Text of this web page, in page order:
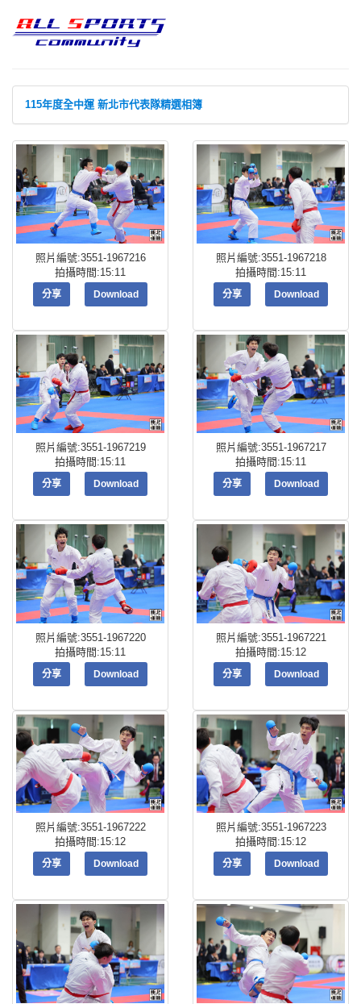
115年度全中運 新北市代表隊精選相簿
照片編號:3551-1967216
拍攝時間:15:11
分享 Download
照片編號:3551-1967218
拍攝時間:15:11
分享 Download
照片編號:3551-1967219
拍攝時間:15:11
分享 Download
照片編號:3551-1967217
拍攝時間:15:11
分享 Download
照片編號:3551-1967220
拍攝時間:15:11
分享 Download
照片編號:3551-1967221
拍攝時間:15:12
分享 Download
照片編號:3551-1967222
拍攝時間:15:12
分享 Download
照片編號:3551-1967223
拍攝時間:15:12
分享 Download